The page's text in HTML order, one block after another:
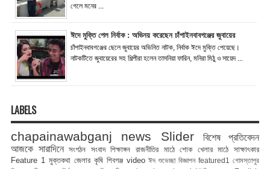
গেলে মনের ...
ঈদে মুক্তি পেল নির্বাক : অভিনয় করেছেন চাঁপাইনবাবগঞ্জের জুবায়ের
চাঁপাইনবাবগঞ্জের ছেলে জুবায়ের অভিনিত নাটক, নির্বাক ঈদে মুক্তি পেয়েছে।
নাটকটিতে জুবায়েরের সহ শিল্পীরা হলেন তাসনিয়া ফারিন, মনিরা মিঠু ও সায়েদ ...
LABELS
chapainawabganj news Slider
বিশেষ প্রতিবেদন
আজকে সারাদিনে সংগঠন সংবাদ শিক্ষাঙ্গন রাজনীতির মাঠে শোক খেলার মাঠে
সাক্ষাৎকার
Feature 1 মুক্তকথা জেলার কৃষি শিবগঞ্জ video ঈদ শুভেচ্ছা বিজ্ঞাপন featured1
গোমস্তাপুর